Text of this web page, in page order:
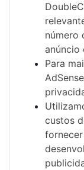
número
anúncio
Para
custos